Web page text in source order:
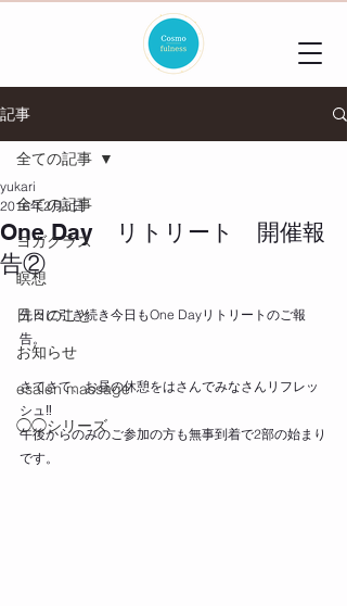
記事
全ての記事
ヨガクラス
瞑想
日々のこと
お知らせ
esalen massage
◯◯シリーズ
全ての記事
One Day リトリート 開催報
告②
yukari
2016年2月5日
先日に引き続き今日もOne Dayリトリートのご報
告。
さてさて、お昼の休憩をはさんでみなさんリフレッ
シュ‼
午後からのみのご参加の方も無事到着で2部の始まり
です。